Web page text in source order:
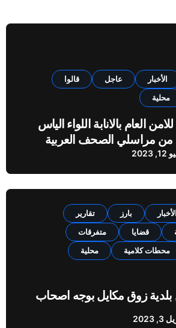
الأخبار عاجل
قالوا
محلية
العام بالانابة اللواء الياس
من مراسلي الصحف العربية
2023
الأخبار بارز
تقارير
قضايا
متفرقات
محطات كلامية
محلية
زوق مكايل بوجه اصحاب
2023